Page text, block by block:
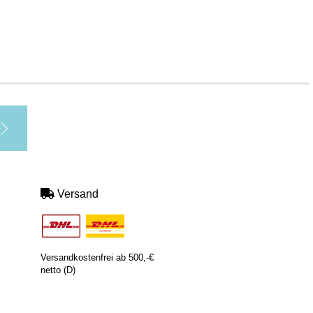
Versand
Versandkostenfrei ab 500,-€
netto (D)